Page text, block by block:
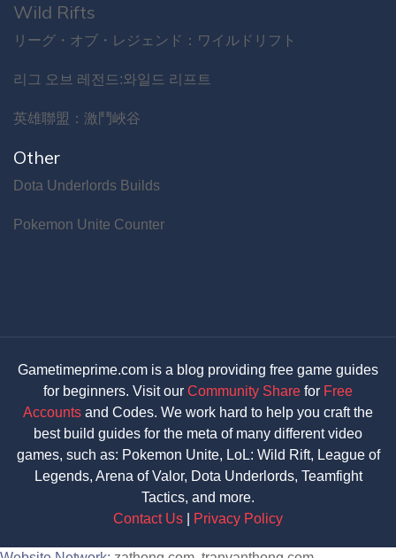
Wild Rifts
リーグ・オブ・レジェンド：ワイルドリフト
리그 오브 레전드:와일드 리프트
英雄聯盟：激鬥峽谷
Other
Dota Underlords Builds
Pokemon Unite Counter
Gametimeprime.com is a blog providing free game guides
for beginners. Visit our Community Share for Free
Accounts and Codes. We work hard to help you craft the
best build guides for the meta of many different video
games, such as: Pokemon Unite, LoL: Wild Rift, League of
Legends, Arena of Valor, Dota Underlords, Teamfight
Tactics, and more.
Contact Us
Privacy Policy